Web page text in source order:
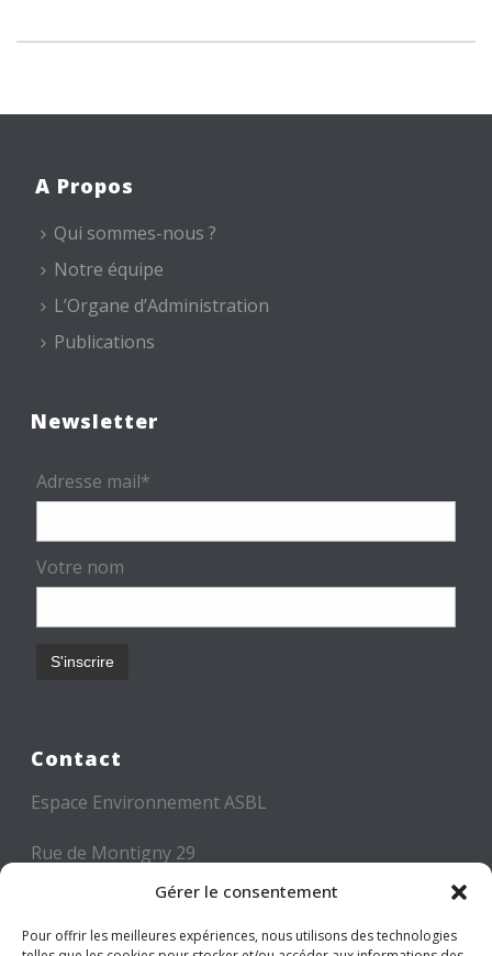
Gérer le consentement
Pour offrir les meilleures expériences, nous utilisons des technologies
A Propos
Qui sommes-nous ?
Notre équipe
L’Organe d’Administration
Publications
Newsletter
Adresse mail*
Votre nom
Contact
Espace Environnement ASBL
Rue de Montigny 29
6000 CHARLEROI
Tél: +32 71 300 300